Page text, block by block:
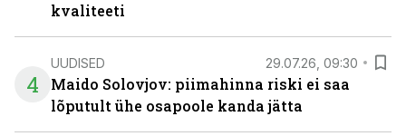
kvaliteeti
4
UUDISED 29.07.26, 09:30
Maido Solovjov: piimahinna riski ei saa
lõputult ühe osapoole kanda jätta